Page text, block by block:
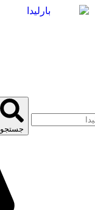
جستجو